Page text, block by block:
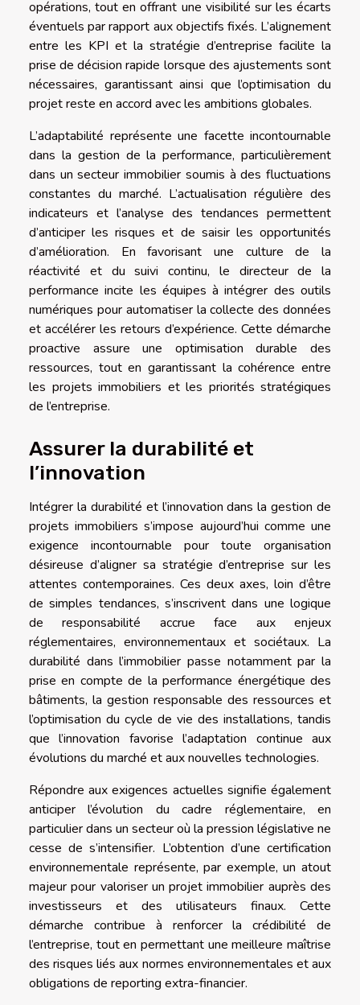
opérations, tout en offrant une visibilité sur les écarts
éventuels par rapport aux objectifs fixés. L’alignement
entre les KPI et la stratégie d’entreprise facilite la
prise de décision rapide lorsque des ajustements sont
nécessaires, garantissant ainsi que l’optimisation du
projet reste en accord avec les ambitions globales.
L’adaptabilité représente une facette incontournable
dans la gestion de la performance, particulièrement
dans un secteur immobilier soumis à des fluctuations
constantes du marché. L’actualisation régulière des
indicateurs et l’analyse des tendances permettent
d’anticiper les risques et de saisir les opportunités
d’amélioration. En favorisant une culture de la
réactivité et du suivi continu, le directeur de la
performance incite les équipes à intégrer des outils
numériques pour automatiser la collecte des données
et accélérer les retours d’expérience. Cette démarche
proactive assure une optimisation durable des
ressources, tout en garantissant la cohérence entre
les projets immobiliers et les priorités stratégiques
de l’entreprise.
Assurer la durabilité et
l’innovation
Intégrer la durabilité et l’innovation dans la gestion de
projets immobiliers s’impose aujourd’hui comme une
exigence incontournable pour toute organisation
désireuse d’aligner sa stratégie d’entreprise sur les
attentes contemporaines. Ces deux axes, loin d’être
de simples tendances, s’inscrivent dans une logique
de responsabilité accrue face aux enjeux
réglementaires, environnementaux et sociétaux. La
durabilité dans l’immobilier passe notamment par la
prise en compte de la performance énergétique des
bâtiments, la gestion responsable des ressources et
l’optimisation du cycle de vie des installations, tandis
que l’innovation favorise l’adaptation continue aux
évolutions du marché et aux nouvelles technologies.
Répondre aux exigences actuelles signifie également
anticiper l’évolution du cadre réglementaire, en
particulier dans un secteur où la pression législative ne
cesse de s’intensifier. L’obtention d’une certification
environnementale représente, par exemple, un atout
majeur pour valoriser un projet immobilier auprès des
investisseurs et des utilisateurs finaux. Cette
démarche contribue à renforcer la crédibilité de
l’entreprise, tout en permettant une meilleure maîtrise
des risques liés aux normes environnementales et aux
obligations de reporting extra-financier.